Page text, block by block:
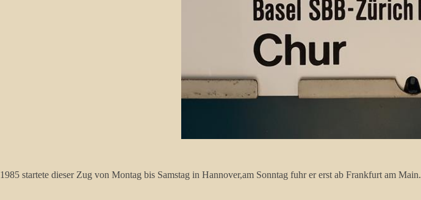
1985 startete dieser Zug von Montag bis Samstag in Hannover,am Sonntag fuhr er erst ab Frankfurt am Main.